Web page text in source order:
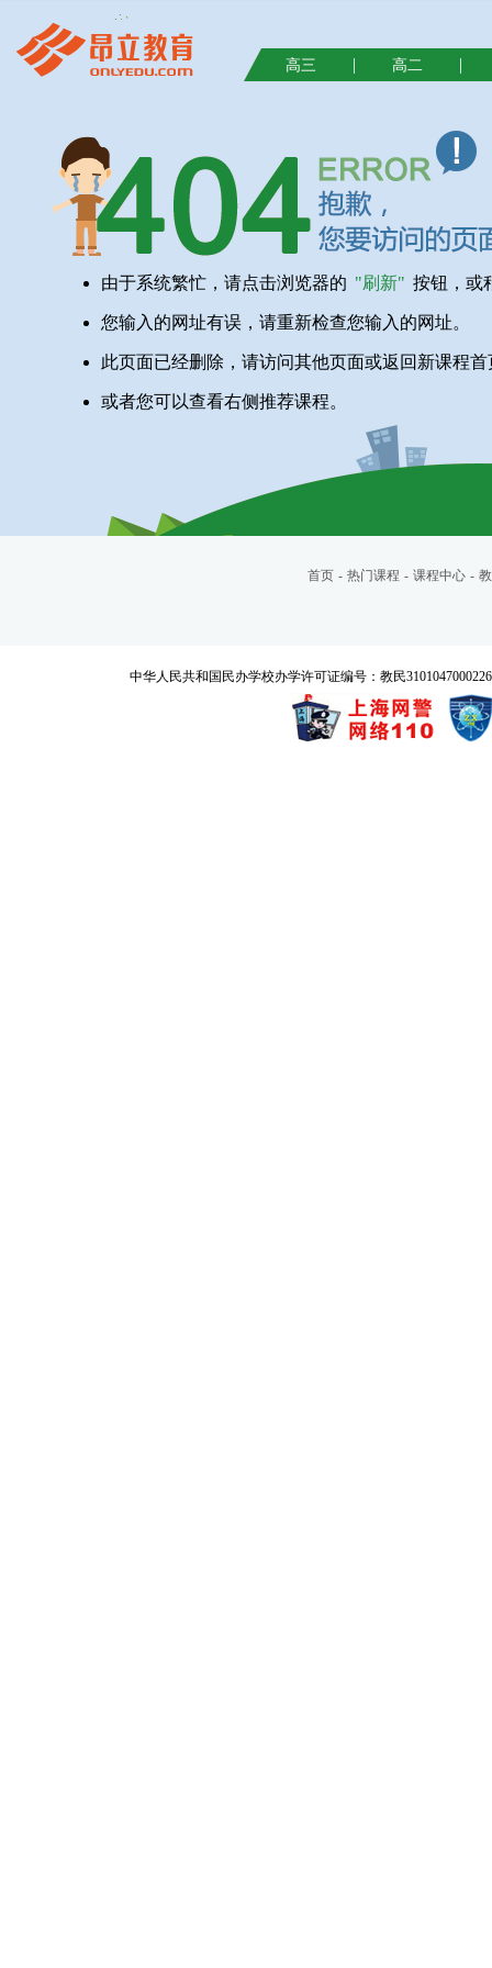
高三 | 高二 |
由于系统繁忙，请点击浏览器的 "刷新" 按钮，或
您输入的网址有误，请重新检查您输入的网址。
此页面已经删除，请访问其他页面或返回新课程首
或者您可以查看右侧推荐课程。
首页 - 热门课程 - 课程中心 -
中华人民共和国民办学校办学许可证编号：教民